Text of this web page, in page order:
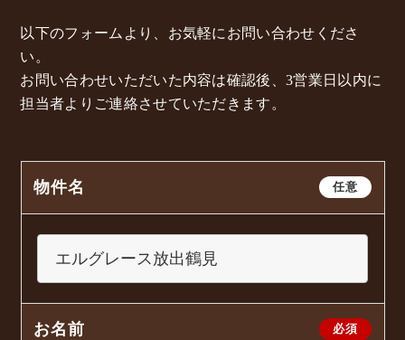
以下のフォームより、お気軽にお問い合わせくださ
い。
お問い合わせいただいた内容は確認後、3営業日以内に
担当者よりご連絡させていただきます。
任意
物件名
必須
お名前